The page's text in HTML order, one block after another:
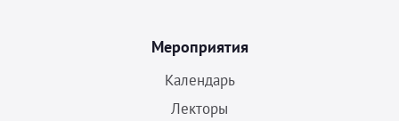
Мероприятия
Календарь
Лекторы